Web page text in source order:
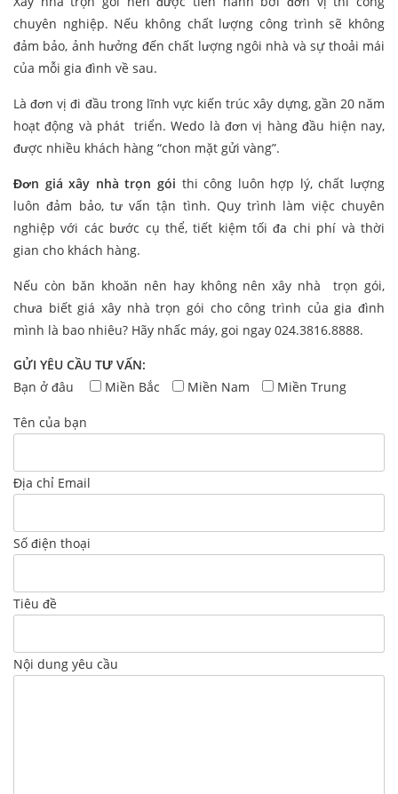
chuyên nghiệp. Nếu không chất lượng công trình sẽ không
đảm bảo, ảnh hưởng đến chất lượng ngôi nhà và sự thoải mái
của mỗi gia đình về sau.
Là đơn vị đi đầu trong lĩnh vực kiến trúc xây dựng, gần 20 năm
hoạt động và phát triển. Wedo là đơn vị hàng đầu hiện nay,
được nhiều khách hàng “chon mặt gửi vàng”.
Đơn giá xây nhà trọn gói thi công luôn hợp lý, chất lượng
luôn đảm bảo, tư vấn tận tình. Quy trình làm việc chuyên
nghiệp với các bước cụ thể, tiết kiệm tối đa chi phí và thời
gian cho khách hàng.
Nếu còn băn khoăn nên hay không nên xây nhà trọn gói,
chưa biết giá xây nhà trọn gói cho công trình của gia đình
mình là bao nhiêu? Hãy nhấc máy, goi ngay 024.3816.8888.
GỬI YÊU CẦU TƯ VẤN:
Bạn ở đâu
Miền Bắc Miền Nam Miền Trung
Tên của bạn
Địa chỉ Email
Số điện thoại
Tiêu đề
Nội dung yêu cầu